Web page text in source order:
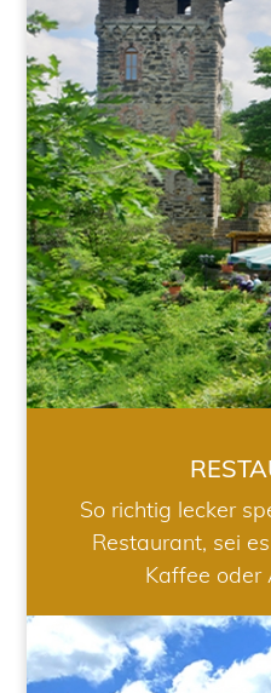
So richtig lecker
Restaurant, sei
Kaffee oder